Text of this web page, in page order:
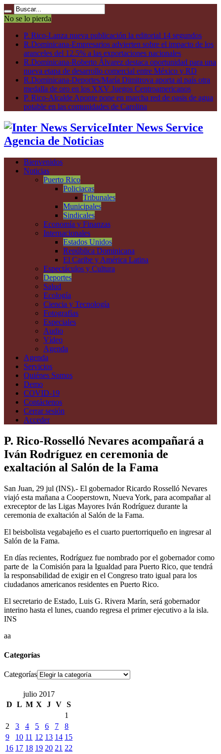
No se lo pierda
P. Rico-Lanza nueva publicación la editorial 14 segundos
R.Dominicana-Empresarios advierten sobre el impacto de los
aranceles del 12.5% a las exportaciones nacionales
R.Dominicana-Roberto Álvarez destaca oportunidad para una
nueva etapa de desarrollo comercial entre México y RD
R.Dominicana-Deportes/María Dimitrova aporta al país otra
medalla de oro en los XXV Juegos Centroamericanos
P. Rico-Alcalde Aponte pone en marcha red de oasis de agua
potable en las comunidades de Carolina
Inter News Service
Agencia de Noticias
Bienvenidos
Noticias
Puerto Rico
Policiacas
Tribunales
Municipales
Sindicales
Economía y Finanzas
Internacionales
Estados Unidos
República Dominicana
El Caribe y América Latina
Espectáculos y Cultura
Deportes
Salud
Ecología
Ciencia y Tecnología
Fotografías
Especiales
Audio
Vídeo
Agenda
Agenda
Servicios
Quiénes Somos
Demo
COVID-19
Contáctenos
Cerrar sesión
Acceder
P. Rico-Rosselló Nevares acompañará a
Iván Rodríguez en ceremonia de
exaltación al Salón de la Fama
San Juan, 29 jul (INS).- El gobernador Ricardo Rosselló Nevares
viajó esta mañana a Cooperstown, Nueva York, para acompañar al
exreceptor de las Ligas Mayores Iván Rodríguez durante la
ceremonia de exaltación al Salón de la Fama.
El beisbolista vegabajeño es el cuarto puertorriqueño en ingresar al
Salón de la Fama.
En días recientes, Rodríguez fue nombrado por el gobernador como
parte de la Comisión para la Igualdad para Puerto Rico, que tendrá
la responsabilidad de exigir en el Congreso trato igual para los
ciudadanos americanos residentes en Puerto Rico.
El secretario de Estado, Luis G. Rivera Marín, será gobernador
interino hasta el lunes, cuando regresa el primer ejecutivo a la isla.
INS
aa
Categorías
Categorías
julio 2017
D L M X J V S
1
2
3 4 5 6 7
8
9
10 11 12 13 14 15
16 17 18 19 20 21 22